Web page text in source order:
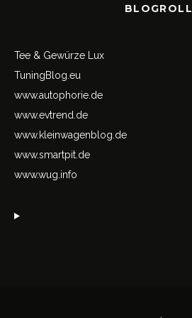
BLOGROLL
Tee & Gewürze Lux
TuningBlog.eu
www.autophorie.de
www.evtrend.de
www.kleinwagenblog.de
www.smartpit.de
www.wug.info